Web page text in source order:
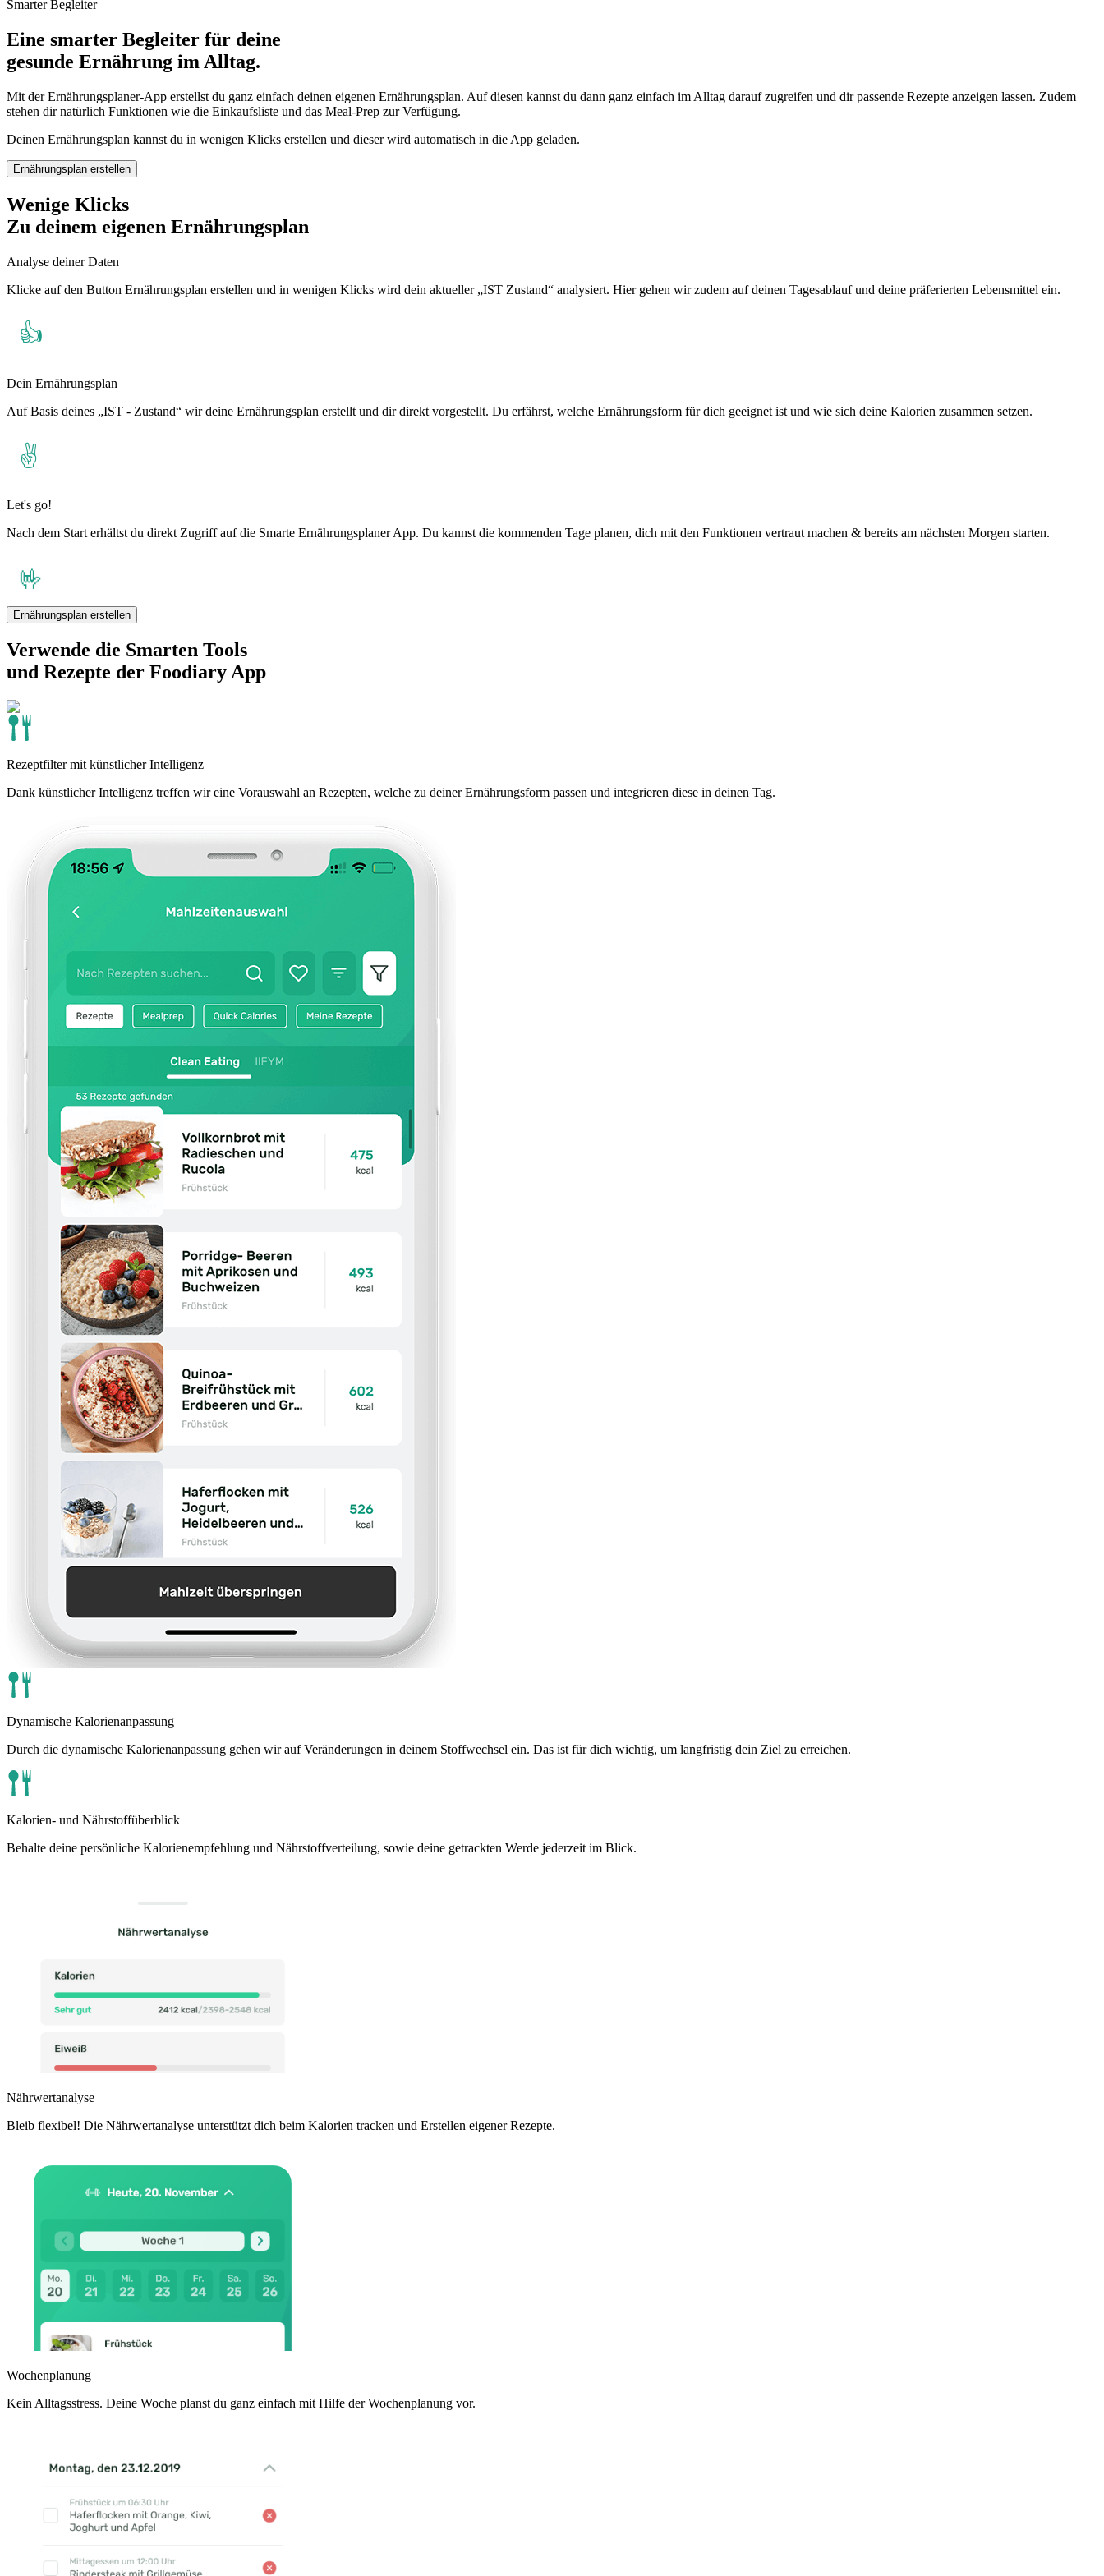
Smarter Begleiter
Eine smarter Begleiter für deine
gesunde Ernährung im Alltag.
Mit der Ernährungsplaner-App erstellst du ganz einfach deinen eigenen Ernährungsplan. Auf diesen kannst du dann ganz einfach im Alltag darauf zugreifen und dir passende Rezepte anzeigen lassen. Zudem
stehen dir natürlich Funktionen wie die Einkaufsliste und das Meal-Prep zur Verfügung.
Deinen Ernährungsplan kannst du in wenigen Klicks erstellen und dieser wird automatisch in die App geladen.
Ernährungsplan erstellen
Wenige Klicks
Zu deinem eigenen Ernährungsplan
Analyse deiner Daten
Klicke auf den Button Ernährungsplan erstellen und in wenigen Klicks wird dein aktueller „IST Zustand“ analysiert. Hier gehen wir zudem auf deinen Tagesablauf und deine präferierten Lebensmittel ein.
Dein Ernährungsplan
Auf Basis deines „IST - Zustand“ wir deine Ernährungsplan erstellt und dir direkt vorgestellt. Du erfährst, welche Ernährungsform für dich geeignet ist und wie sich deine Kalorien zusammen setzen.
Let's go!
Nach dem Start erhältst du direkt Zugriff auf die Smarte Ernährungsplaner App. Du kannst die kommenden Tage planen, dich mit den Funktionen vertraut machen & bereits am nächsten Morgen starten.
Ernährungsplan erstellen
Verwende die Smarten Tools
und Rezepte der Foodiary App
Rezeptfilter mit künstlicher Intelligenz
Dank künstlicher Intelligenz treffen wir eine Vorauswahl an Rezepten, welche zu deiner Ernährungsform passen und integrieren diese in deinen Tag.
Dynamische Kalorienanpassung
Durch die dynamische Kalorienanpassung gehen wir auf Veränderungen in deinem Stoffwechsel ein. Das ist für dich wichtig, um langfristig dein Ziel zu erreichen.
Kalorien- und Nährstoffüberblick
Behalte deine persönliche Kalorienempfehlung und Nährstoffverteilung, sowie deine getrackten Werde jederzeit im Blick.
Nährwertanalyse
Bleib flexibel! Die Nährwertanalyse unterstützt dich beim Kalorien tracken und Erstellen eigener Rezepte.
Wochenplanung
Kein Alltagsstress. Deine Woche planst du ganz einfach mit Hilfe der Wochenplanung vor.